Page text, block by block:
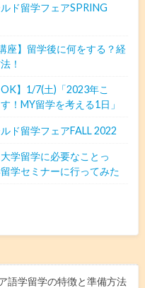
ド留学フェアSPRING
座】留学後に何をする？経
！
】1/7(土)「2023年こ
！MY留学を考える1日」
ド留学フェアFALL 2022
学留学に必要なことっ
学セミナーに行ってみた
語学留学の特徴と準備方法